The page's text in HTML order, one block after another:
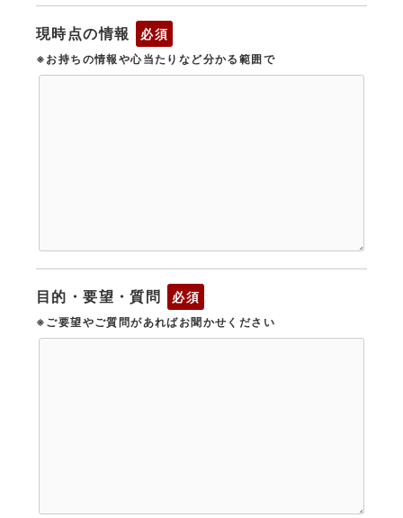
現時点の情報 必須
※お持ちの情報や心当たりなど分かる範囲で
目的・要望・質問 必須
※ご要望やご質問があればお聞かせください